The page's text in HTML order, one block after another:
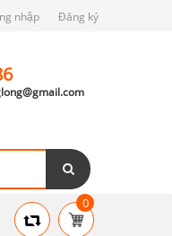
nhập Đăng ký
0